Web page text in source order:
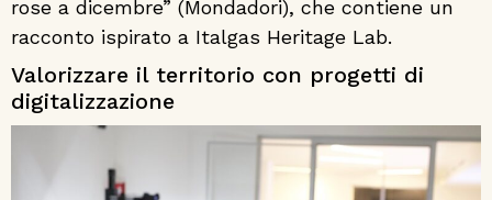
rose a dicembre” (Mondadori), che contiene un
racconto ispirato a Italgas Heritage Lab.
Valorizzare il territorio con progetti di
digitalizzazione